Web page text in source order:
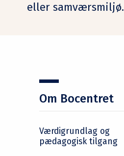
eller samværsmiljø.
Om Bocentret
Værdigrundlag og
pædagogisk tilgang